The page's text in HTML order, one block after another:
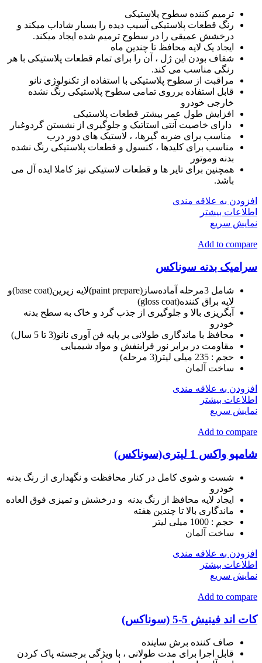
ترمیم کننده سطوح پلاستیکی
رنگ قطعات پلاستیکی آسیب دیده را بسیار شاداب میکند و
درخشش عمیقی را در سطوح ترمیم شده ایجاد میکند.
ایجاد یک لایه محافظ تا چندین ماه
شفاف بودن این ژل ، آن را برای تمام قطعات پلاستیکی با هر
رنگی مناسب می کند.
مراقبت از سطوح پلاستیکی با استفاده از تکنولوژی نانو
قابل استفاده برروی تمامی سطوح پلاستیکی رنگ نشده
خارجی خودرو
افزایش طول عمر بیشتر قطعات پلاستیکی
دارای خاصیت آنتی استاتیک و جلوگیری از نشستن گردوغبار
مناسب برای ضربه گیرها، ، لاستیک های دور درب
مناسب برای کلیدها ، کنسول و قطعات پلاستیکی رنگ نشده
بدنه وموتور
همچنین برای تایر ها و قطعات لاستیکی نیز کاملا ایده آل می
باشد.
افزودن به علاقه مندی
اطلاعات بیشتر
نمایش سریع
Add to compare
سرامیک بدنه سوناکس
شامل 3مرحله آماده‌ساز(paint prepare)لایه زیرین(base coat)و
لایه براق کننده(gloss coat)
آبگریزی بالا و جلوگیری از جذب گرد و خاک به سطح بدنه
خودرو
محافظ با ماندگاری طولانی بر پایه فن آوری نانو(3 تا 5 سال)
مقاومت در برابر نور فرابنفش و مواد شیمیایی
حجم : 235 میلی لیتر(3 مرحله)
ساخت آلمان
افزودن به علاقه مندی
اطلاعات بیشتر
نمایش سریع
Add to compare
شامپو واکس 1 لیتری(سوناکس)
شست و شوی کامل در کنار محافظت و نگهداری از رنگ بدنه
خودرو
ایجاد لایه محافظ از رنگ بدنه و درخشش و تمیزی فوق العاده
ماندگاری بالا تا چندین هفته
حجم : 1000 میلی لیتر
ساخت آلمان
افزودن به علاقه مندی
اطلاعات بیشتر
نمایش سریع
Add to compare
کات اند فینیش 5-5 (سوناکس)
صاف کننده برش ساینده
قابل اجرا برای مدت طولانی ، با ویژگی برجسته پاک کردن